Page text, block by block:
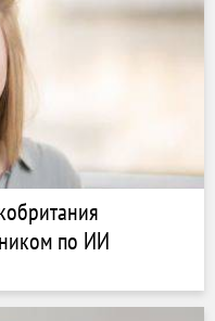
по ИИ